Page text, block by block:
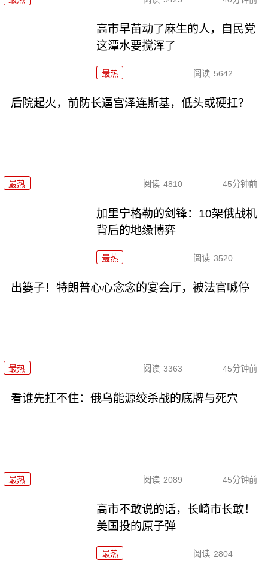
高市早苗动了麻生的人，自民党
这潭水要搅浑了
最热 阅读 5642
后院起火，前防长逼宫泽连斯基，低头或硬扛？
最热 阅读 4810 45分钟前
加里宁格勒的剑锋：10架俄战机
背后的地缘博弈
最热 阅读 3520
出篓子！特朗普心心念念的宴会厅，被法官喊停
最热 阅读 3363 45分钟前
看谁先扛不住：俄乌能源绞杀战的底牌与死穴
最热 阅读 2089 45分钟前
高市不敢说的话，长崎市长敢！
美国投的原子弹
最热 阅读 2804